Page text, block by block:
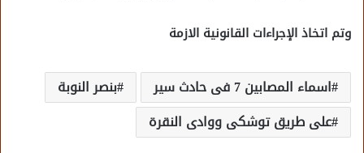
وتم اتخاذ الإجراءات القانونية الازمة
اسماء المصابين 7 فى حادث سير
بنصر النوبة
على طريق توشكى ووادى النقرة